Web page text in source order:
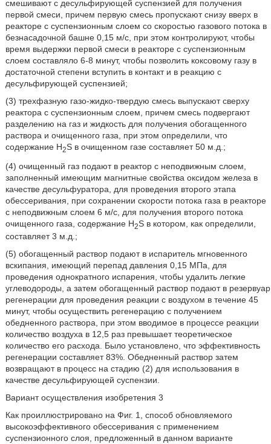
смешивают с десульфирующей суспензией для получения
первой смеси, причем первую смесь пропускают снизу вверх в
реакторе с суспензионным слоем со скоростью газового потока в
безнасадочной башне 0,15 м/с, при этом контролируют, чтобы
время выдержки первой смеси в реакторе с суспензионным
слоем составляло 6-8 минут, чтобы позволить коксовому газу в
достаточной степени вступить в контакт и в реакцию с
десульфирующей суспензией;
(3) трехфазную газо-жидко-твердую смесь выпускают сверху
реактора с суспензионным слоем, причем смесь подвергают
разделению на газ и жидкость для получения обогащенного
раствора и очищенного газа, при этом определили, что
содержание H2S в очищенном газе составляет 50 м.д.;
(4) очищенный газ подают в реактор с неподвижным слоем,
заполненный имеющим магнитные свойства оксидом железа в
качестве десульфуратора, для проведения второго этапа
обессеривания, при сохранении скорости потока газа в реакторе
с неподвижным слоем 6 м/с, для получения второго потока
очищенного газа, содержание H2S в котором, как определили,
составляет 3 м.д.;
(5) обогащенный раствор подают в испаритель мгновенного
вскипания, имеющий перепад давления 0,15 МПа, для
проведения однократного испарения, чтобы удалить легкие
углеводороды, а затем обогащенный раствор подают в резервуар
регенерации для проведения реакции с воздухом в течение 45
минут, чтобы осуществить регенерацию с получением
обедненного раствора, при этом вводимое в процессе реакции
количество воздуха в 12,5 раз превышает теоретическое
количество его расхода. Было установлено, что эффективность
регенерации составляет 83%. Обедненный раствор затем
возвращают в процесс на стадию (2) для использования в
качестве десульфирующей суспензии.
Вариант осуществления изобретения 3
Как проиллюстрировано на Фиг. 1, способ обновляемого
высокоэффективного обессеривания с применением
суспензионного слоя, предложенный в данном варианте